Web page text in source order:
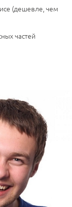
(дешевле, чем
частей